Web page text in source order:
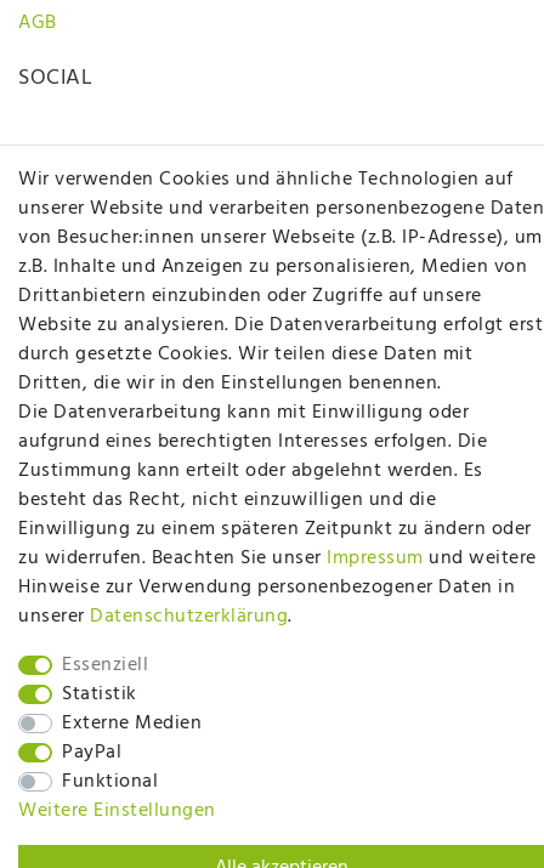
AGB
SOCIAL
Betten Seifert – Ihr Fachgeschäft für Betten,
Matratzen, Bettwaren & mehr in Ibbenbüren. Sie
möchten richtig gut schlafen, legen Wert auf
qualitativ hochwertige Produkte und eine solide
Fachberatung für Matratzen und andere
Bettwaren? Dann sind Sie bei uns genau richtig.
Ob online oder vor Ort im Fachgeschäft in
Ibbenbüren - wir beraten Sie gerne!
Mehr erfahren
Wir verwenden Cookies und ähnliche Technologien auf
unserer Website und verarbeiten personenbezogene Daten
von Besucher:innen unserer Webseite (z.B. IP-Adresse), um
z.B. Inhalte und Anzeigen zu personalisieren, Medien von
Drittanbietern einzubinden oder Zugriffe auf unsere
Website zu analysieren. Die Datenverarbeitung erfolgt erst
durch gesetzte Cookies. Wir teilen diese Daten mit
Dritten, die wir in den Einstellungen benennen.
Die Datenverarbeitung kann mit Einwilligung oder
aufgrund eines berechtigten Interesses erfolgen. Die
Zustimmung kann erteilt oder abgelehnt werden. Es
besteht das Recht, nicht einzuwilligen und die
Einwilligung zu einem späteren Zeitpunkt zu ändern oder
zu widerrufen. Beachten Sie unser Impressum und weitere
Hinweise zur Verwendung personenbezogener Daten in
unserer Daten­schutz­erklärung.
Essenziell
Statistik
Externe Medien
PayPal
Funktional
Weitere Einstellungen
plentymarkets Template von